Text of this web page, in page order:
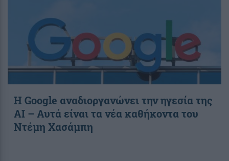
Η Google αναδιοργανώνει την ηγεσία της
AI – Αυτά είναι τα νέα καθήκοντα του
Ντέμη Χασάμπη